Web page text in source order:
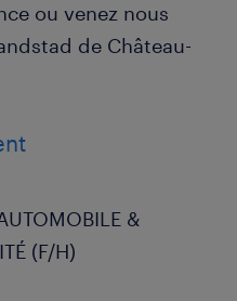
ou venez nous
de Château-
&
(F/H)